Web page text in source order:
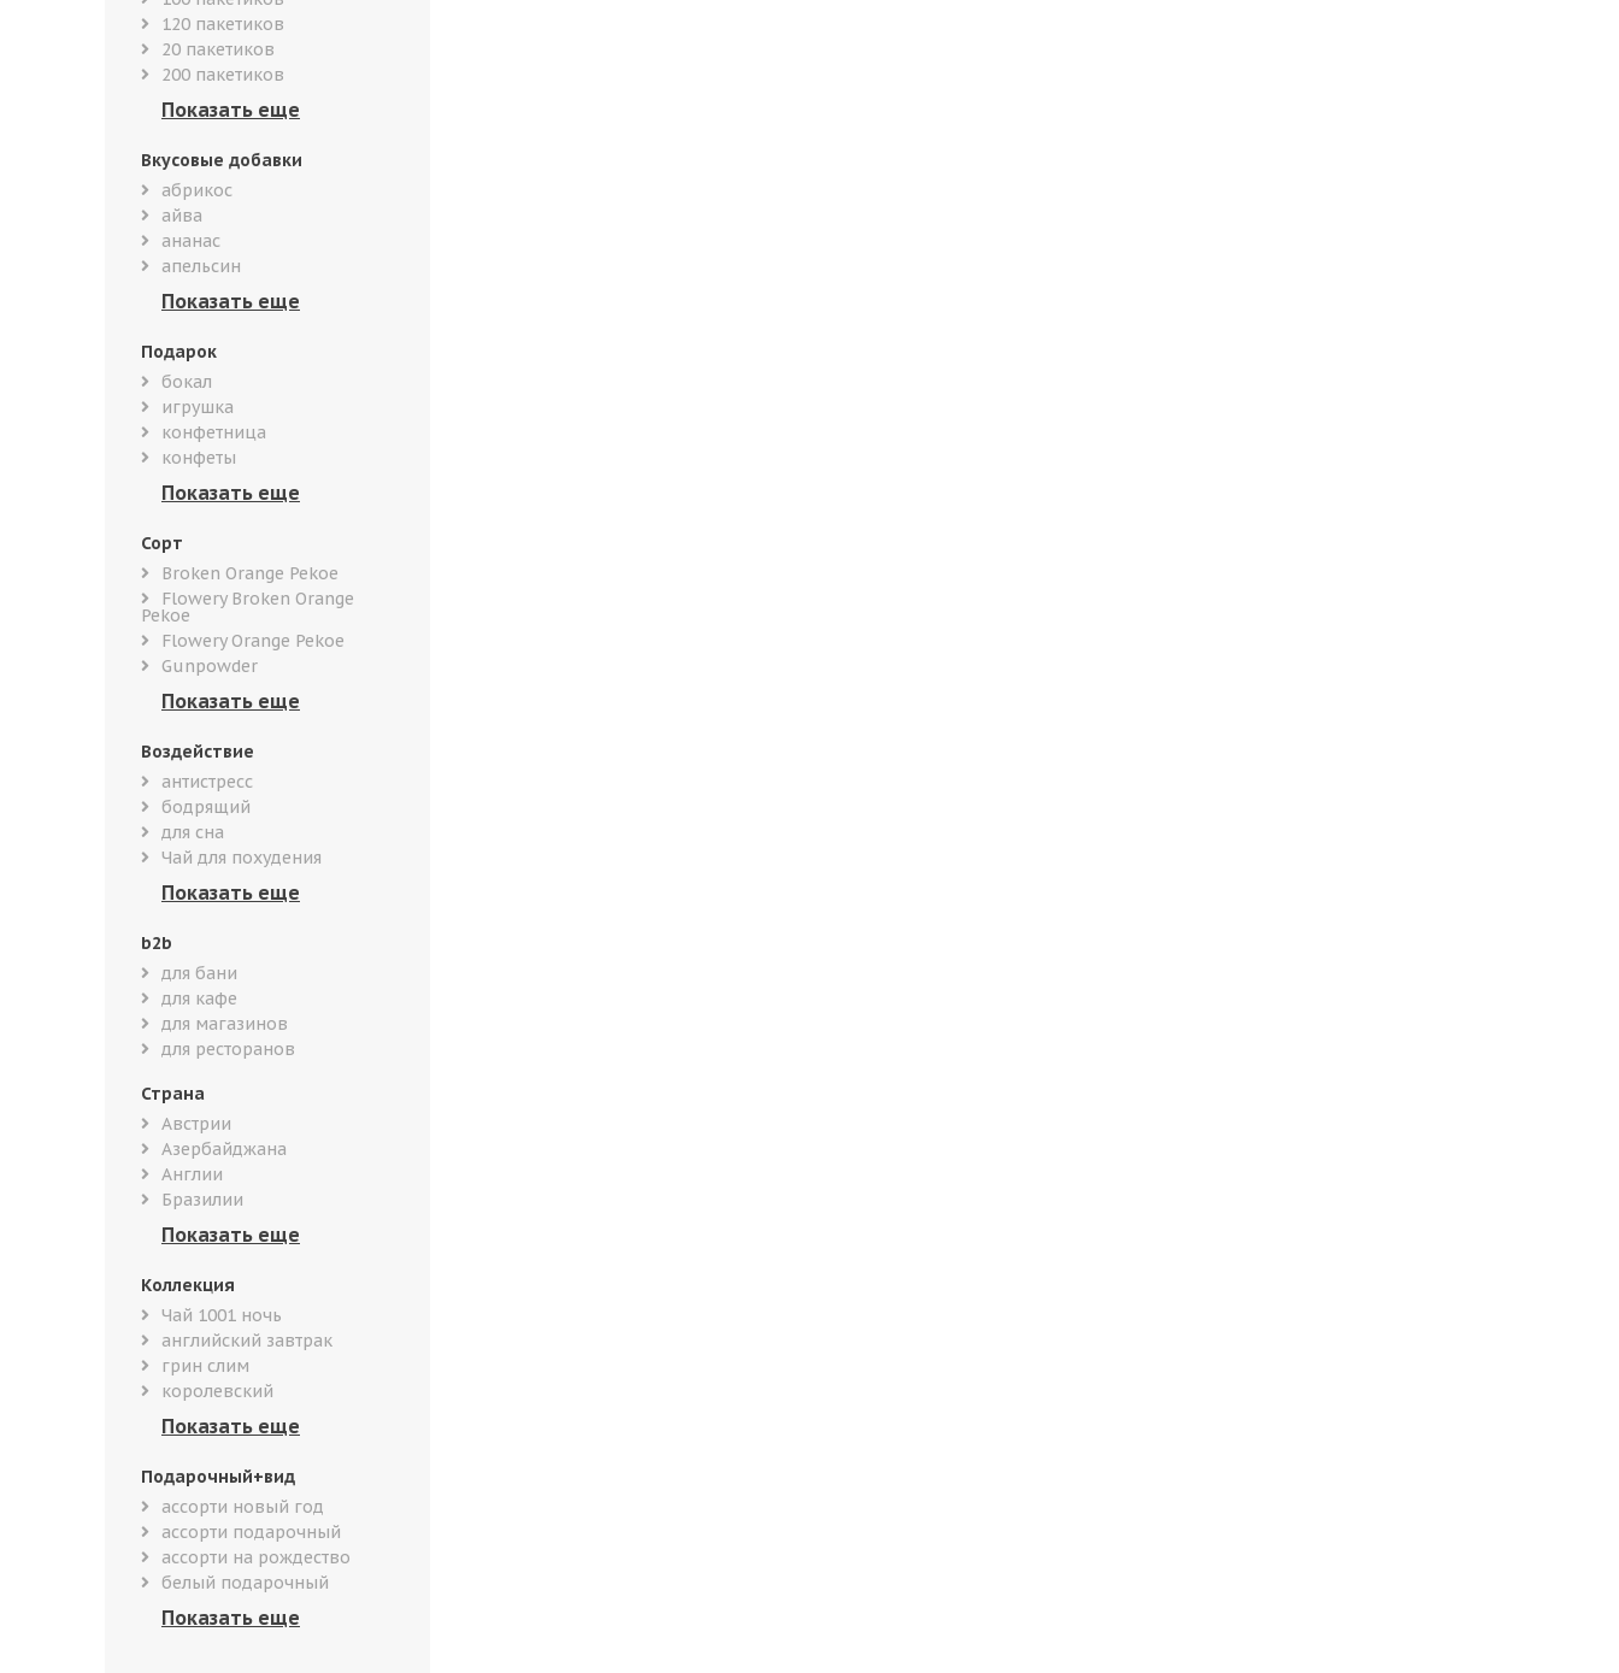
120 пакетиков
20 пакетиков
200 пакетиков
Вкусовые добавки
абрикос
айва
ананас
апельсин
Подарок
бокал
игрушка
конфетница
конфеты
Сорт
Broken Orange Pekoe
Flowery Broken Orange
Pekoe
Flowery Orange Pekoe
Gunpowder
Воздействие
антистресс
бодрящий
для сна
Чай для похудения
b2b
для бани
для кафе
для магазинов
для ресторанов
Страна
Австрии
Азербайджана
Англии
Бразилии
Коллекция
Чай 1001 ночь
английский завтрак
грин слим
королевский
Подарочный+вид
ассорти новый год
ассорти подарочный
ассорти на рождество
белый подарочный